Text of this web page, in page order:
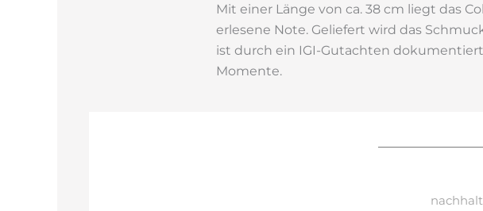
Mit einer Länge von ca. 38 cm liegt das
erlesene Note. Geliefert wird das
ist durch ein IGI-Gutachten
Momente.